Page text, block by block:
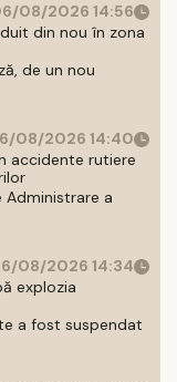
08/2026 14:56
din nou în zona
de un nou
08/2026 14:40
accidente rutiere
Administrare a
08/2026 14:34
explozia
a fost suspendat